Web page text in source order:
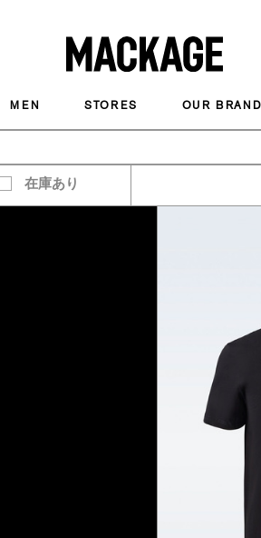
MACKAGE
MEN STORES OUR BRAND
在庫あり